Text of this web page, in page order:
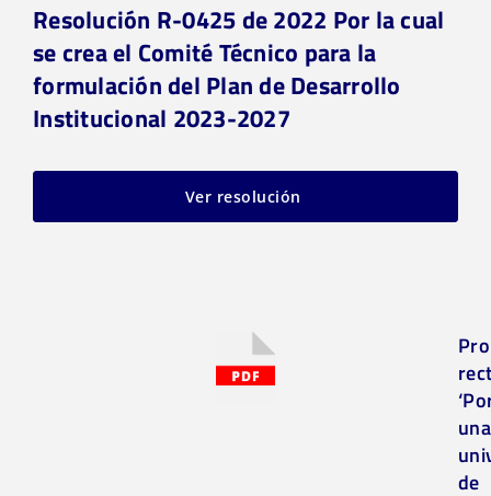
Resolución R-0425 de 2022 Por la cual
se crea el Comité Técnico para la
formulación del Plan de Desarrollo
Institucional 2023-2027
Ver resolución
una
de